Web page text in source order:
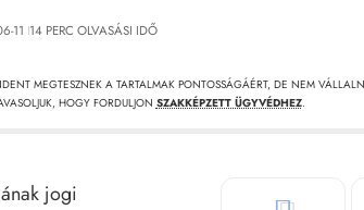
11 14 PERC OLVASÁSI IDŐ
MEGTESZNEK A TARTALMAK PONTOSSÁGÁÉRT, DE NEM
HOGY FORDULJON SZAKKÉPZETT ÜGYVÉDHEZ.
jogi